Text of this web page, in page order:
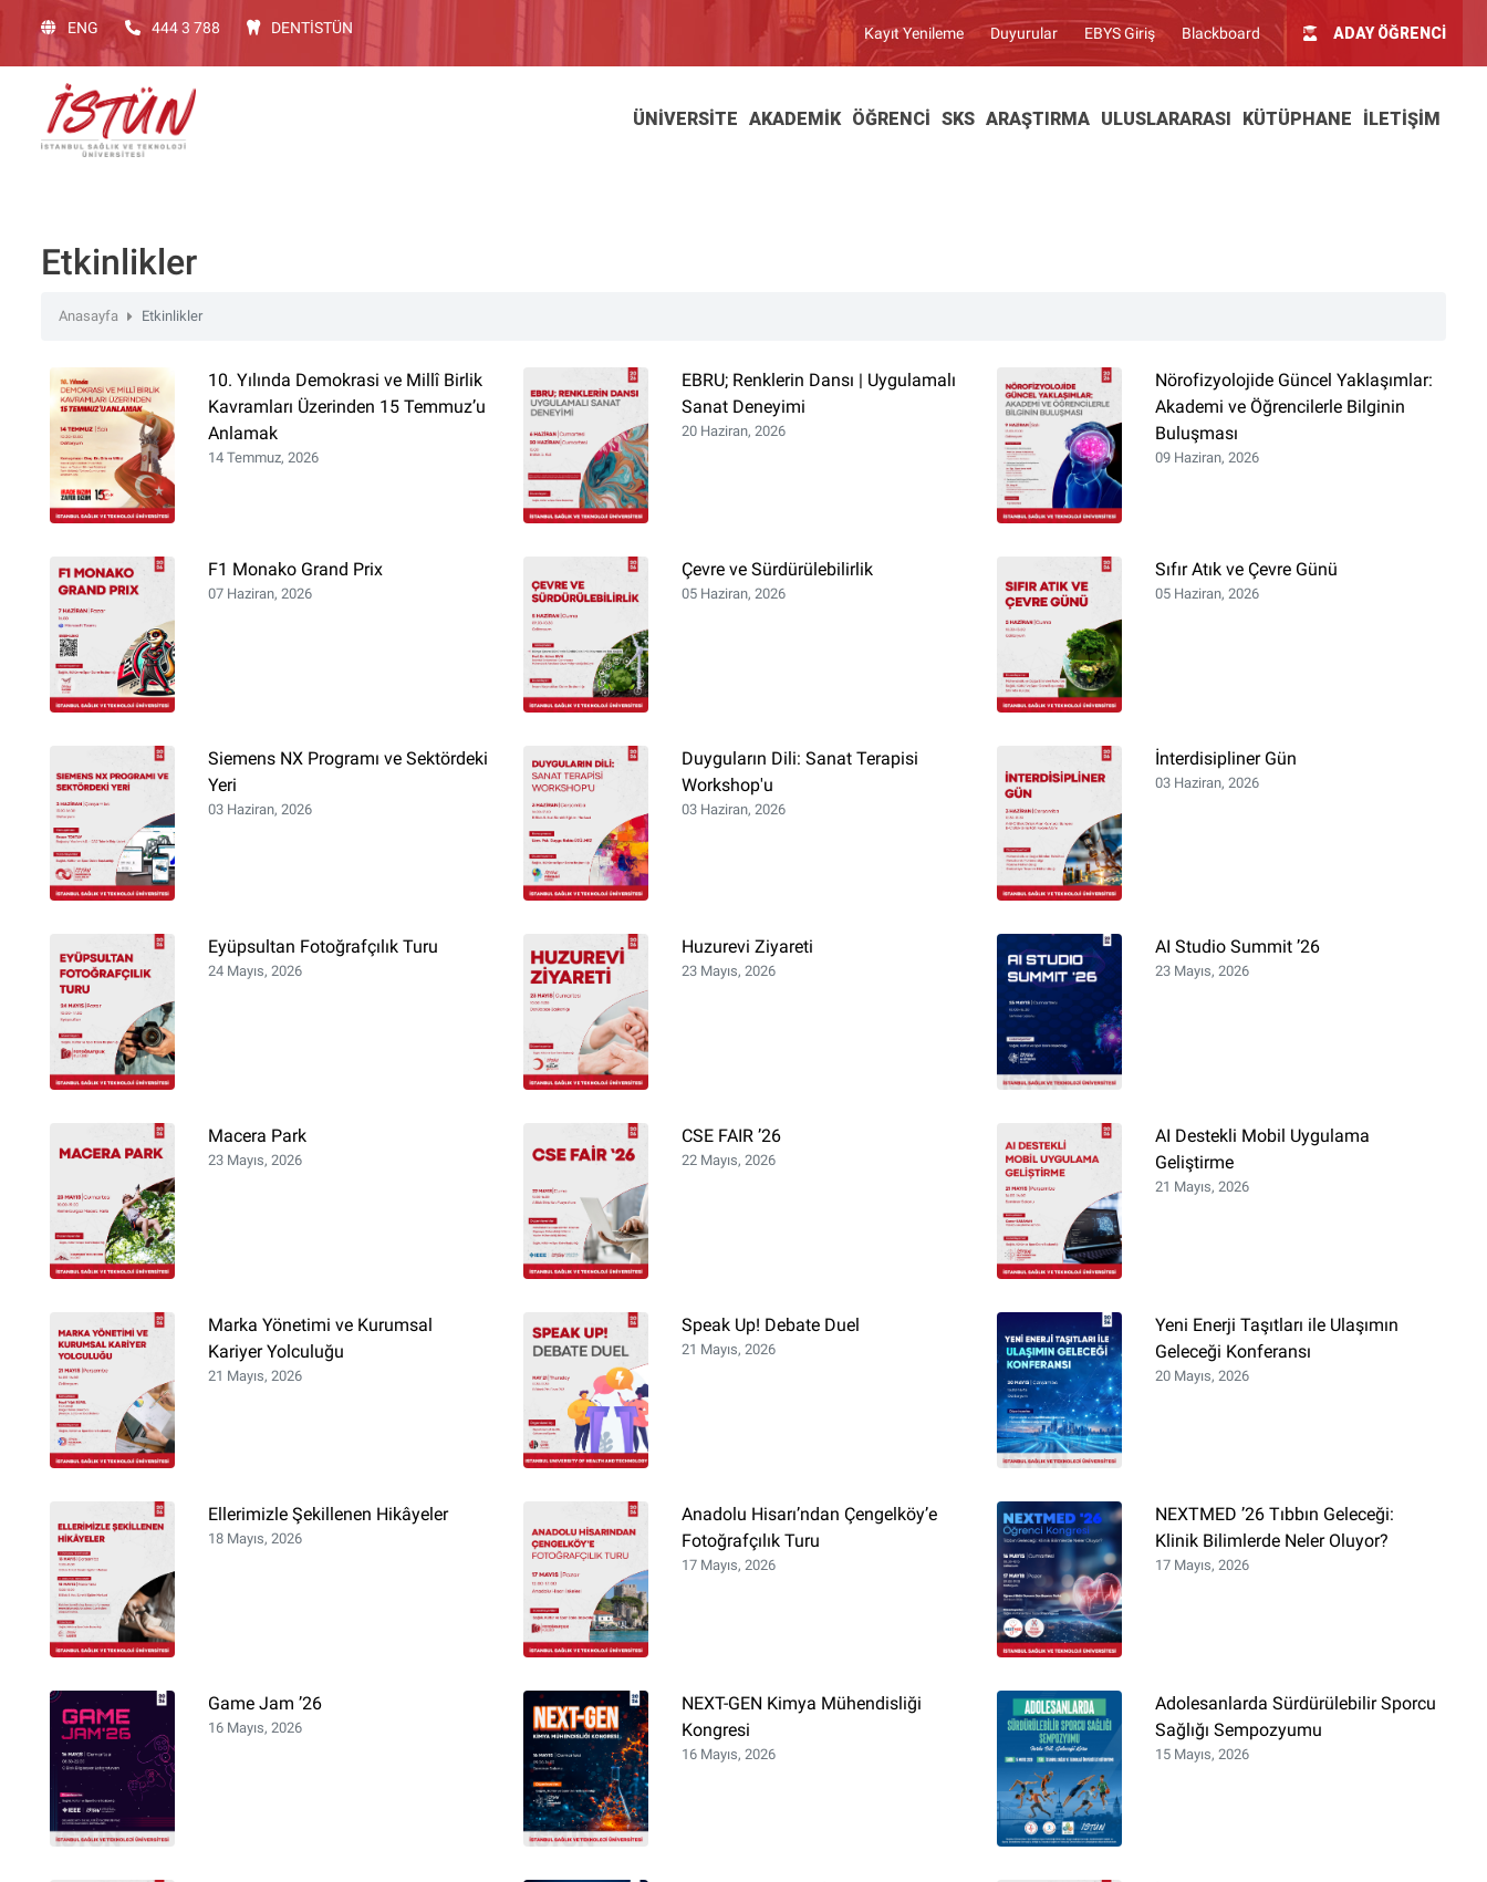
dikkat:
Bu
sitesinde,
erişilebilirliği
BiClick"
sistemi
okuyucusu
kullanan
kullanıcılara
ayarlamak
Control-
tuşlarına
Control-
tuşlarına
ENG 444 3 788 DENTİSTÜN Kayıt Yenileme Duyurular EBYS Giriş Blackboard ADAY ÖĞRENCİ
ÜNIVERSITE AKADEMIK ÖĞRENCI SKS ARAŞTIRMA ULUSLARARASI KÜTÜPHANE İLETIŞIM
Etkinlikler
Anasayfa Etkinlikler
10. Yılında Demokrasi ve Millî Birlik
Kavramları Üzerinden 15 Temmuz’u
Anlamak
14 Temmuz, 2026
EBRU; Renklerin Dansı | Uygulamalı
Sanat Deneyimi
20 Haziran, 2026
Nörofizyolojide Güncel Yaklaşımlar:
Akademi ve Öğrencilerle Bilginin
Buluşması
09 Haziran, 2026
F1 Monako Grand Prix
07 Haziran, 2026
Çevre ve Sürdürülebilirlik
05 Haziran, 2026
Sıfır Atık ve Çevre Günü
05 Haziran, 2026
Siemens NX Programı ve Sektördeki
Yeri
03 Haziran, 2026
Duyguların Dili: Sanat Terapisi
Workshop'u
03 Haziran, 2026
İnterdisipliner Gün
03 Haziran, 2026
Eyüpsultan Fotoğrafçılık Turu
24 Mayıs, 2026
Huzurevi Ziyareti
23 Mayıs, 2026
AI Studio Summit ’26
23 Mayıs, 2026
Macera Park
23 Mayıs, 2026
CSE FAIR ’26
22 Mayıs, 2026
AI Destekli Mobil Uygulama
Geliştirme
21 Mayıs, 2026
Marka Yönetimi ve Kurumsal
Kariyer Yolculuğu
21 Mayıs, 2026
Speak Up! Debate Duel
21 Mayıs, 2026
Yeni Enerji Taşıtları ile Ulaşımın
Geleceği Konferansı
20 Mayıs, 2026
Ellerimizle Şekillenen Hikâyeler
18 Mayıs, 2026
Anadolu Hisarı’ndan Çengelköy’e
Fotoğrafçılık Turu
17 Mayıs, 2026
NEXTMED ’26 Tıbbın Geleceği:
Klinik Bilimlerde Neler Oluyor?
17 Mayıs, 2026
Game Jam ’26
16 Mayıs, 2026
NEXT-GEN Kimya Mühendisliği
Kongresi
16 Mayıs, 2026
Adolesanlarda Sürdürülebilir Sporcu
Sağlığı Sempozyumu
15 Mayıs, 2026